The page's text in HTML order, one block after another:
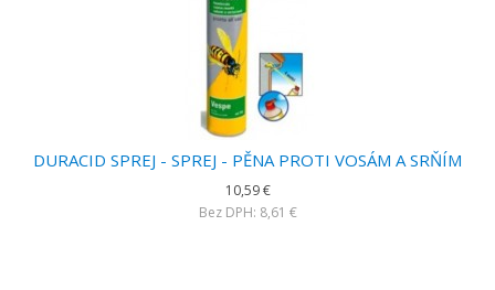
DURACID SPREJ - SPREJ - PĚNA PROTI VOSÁM A SRŇÍM
10,59 €
Bez DPH: 8,61 €